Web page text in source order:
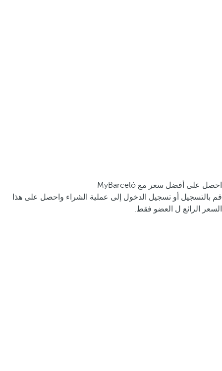
احصل على أفضل سعر مع MyBarceló
قم بالتسجيل أو تسجيل الدخول إلى عملية الشراء واحصل على هذا
السعر الرائع ل العضو فقط.